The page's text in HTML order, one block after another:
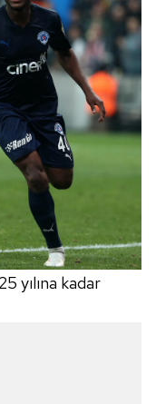
yılına kadar